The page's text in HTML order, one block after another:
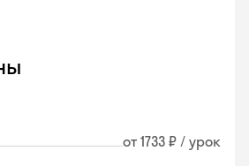
от 1733 ₽ / урок